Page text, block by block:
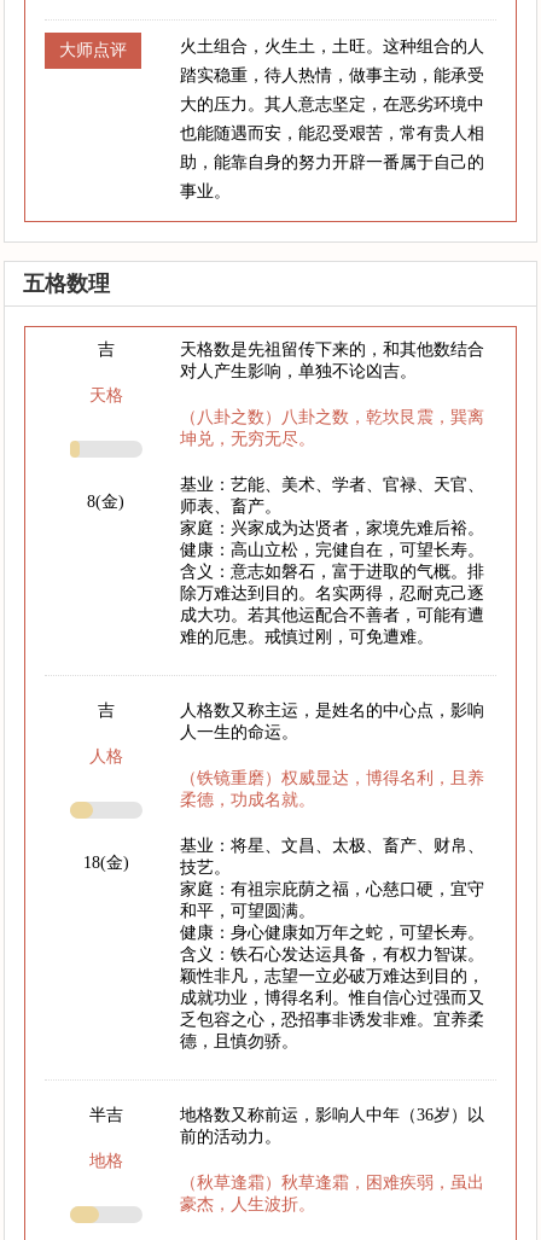
大师点评
火土组合，火生土，土旺。这种组合的人
踏实稳重，待人热情，做事主动，能承受
大的压力。其人意志坚定，在恶劣环境中
也能随遇而安，能忍受艰苦，常有贵人相
助，能靠自身的努力开辟一番属于自己的
事业。
五格数理
吉
天格
8(金)
天格数是先祖留传下来的，和其他数结合
对人产生影响，单独不论凶吉。
（八卦之数）八卦之数，乾坎艮震，巽离
坤兑，无穷无尽。
基业：艺能、美术、学者、官禄、天官、
师表、畜产。
家庭：兴家成为达贤者，家境先难后裕。
健康：高山立松，完健自在，可望长寿。
含义：意志如磐石，富于进取的气概。排
除万难达到目的。名实两得，忍耐克己逐
成大功。若其他运配合不善者，可能有遭
难的厄患。戒慎过刚，可免遭难。
吉
人格
18(金)
人格数又称主运，是姓名的中心点，影响
人一生的命运。
（铁镜重磨）权威显达，博得名利，且养
柔德，功成名就。
基业：将星、文昌、太极、畜产、财帛、
技艺。
家庭：有祖宗庇荫之福，心慈口硬，宜守
和平，可望圆满。
健康：身心健康如万年之蛇，可望长寿。
含义：铁石心发达运具备，有权力智谋。
颖性非凡，志望一立必破万难达到目的，
成就功业，博得名利。惟自信心过强而又
乏包容之心，恐招事非诱发非难。宜养柔
德，且慎勿骄。
半吉
地格
地格数又称前运，影响人中年（36岁）以
前的活动力。
（秋草逢霜）秋草逢霜，困难疾弱，虽出
豪杰，人生波折。